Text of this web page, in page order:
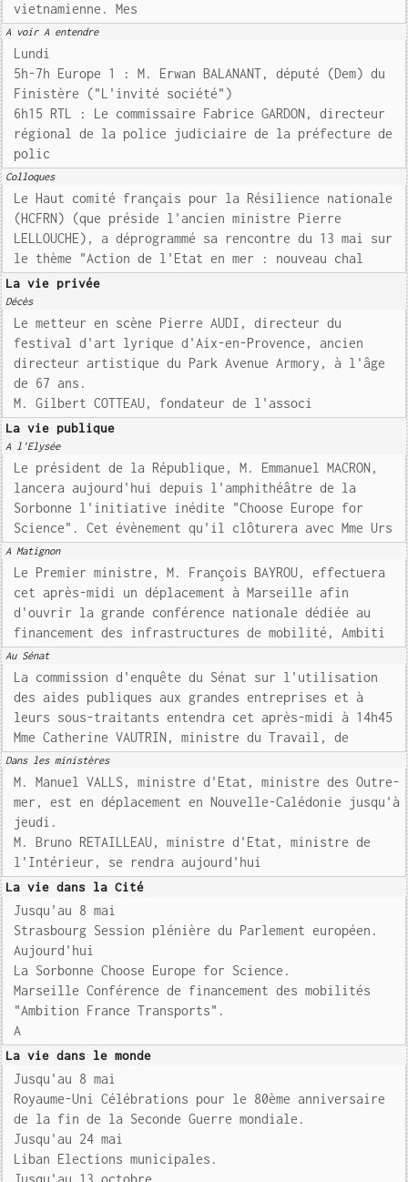
vietnamienne. Mes
A voir A entendre
Lundi
5h-7h Europe 1 : M. Erwan BALANANT, député (Dem) du
Finistère ("L'invité société")
6h15 RTL : Le commissaire Fabrice GARDON, directeur
régional de la police judiciaire de la préfecture de
polic
Colloques
Le Haut comité français pour la Résilience nationale
(HCFRN) (que préside l'ancien ministre Pierre
LELLOUCHE), a déprogrammé sa rencontre du 13 mai sur
le thème "Action de l'Etat en mer : nouveau chal
La vie privée
Décès
Le metteur en scène Pierre AUDI, directeur du
festival d'art lyrique d'Aix-en-Provence, ancien
directeur artistique du Park Avenue Armory, à l'âge
de 67 ans.
M. Gilbert COTTEAU, fondateur de l'associ
La vie publique
A l'Elysée
Le président de la République, M. Emmanuel MACRON,
lancera aujourd'hui depuis l'amphithéâtre de la
Sorbonne l'initiative inédite "Choose Europe for
Science". Cet évènement qu'il clôturera avec Mme Urs
A Matignon
Le Premier ministre, M. François BAYROU, effectuera
cet après-midi un déplacement à Marseille afin
d'ouvrir la grande conférence nationale dédiée au
financement des infrastructures de mobilité, Ambiti
Au Sénat
La commission d'enquête du Sénat sur l'utilisation
des aides publiques aux grandes entreprises et à
leurs sous-traitants entendra cet après-midi à 14h45
Mme Catherine VAUTRIN, ministre du Travail, de
Dans les ministères
M. Manuel VALLS, ministre d'Etat, ministre des Outre-
mer, est en déplacement en Nouvelle-Calédonie jusqu'à
jeudi.
M. Bruno RETAILLEAU, ministre d'Etat, ministre de
l'Intérieur, se rendra aujourd'hui
La vie dans la Cité
Jusqu'au 8 mai
Strasbourg Session plénière du Parlement européen.
Aujourd'hui
La Sorbonne Choose Europe for Science.
Marseille Conférence de financement des mobilités
"Ambition France Transports".
A
La vie dans le monde
Jusqu'au 8 mai
Royaume-Uni Célébrations pour le 80ème anniversaire
de la fin de la Seconde Guerre mondiale.
Jusqu'au 24 mai
Liban Elections municipales.
Jusqu'au 13 octobre